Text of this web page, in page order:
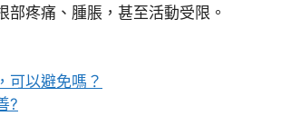
部疼痛、腫脹，甚至活動受限。
可以避免嗎？
?